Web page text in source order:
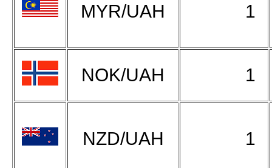
MYR/UAH 1
NOK/UAH 1
NZD/UAH 1